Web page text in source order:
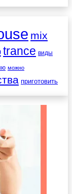
mix
trance виды
можно
приготовить